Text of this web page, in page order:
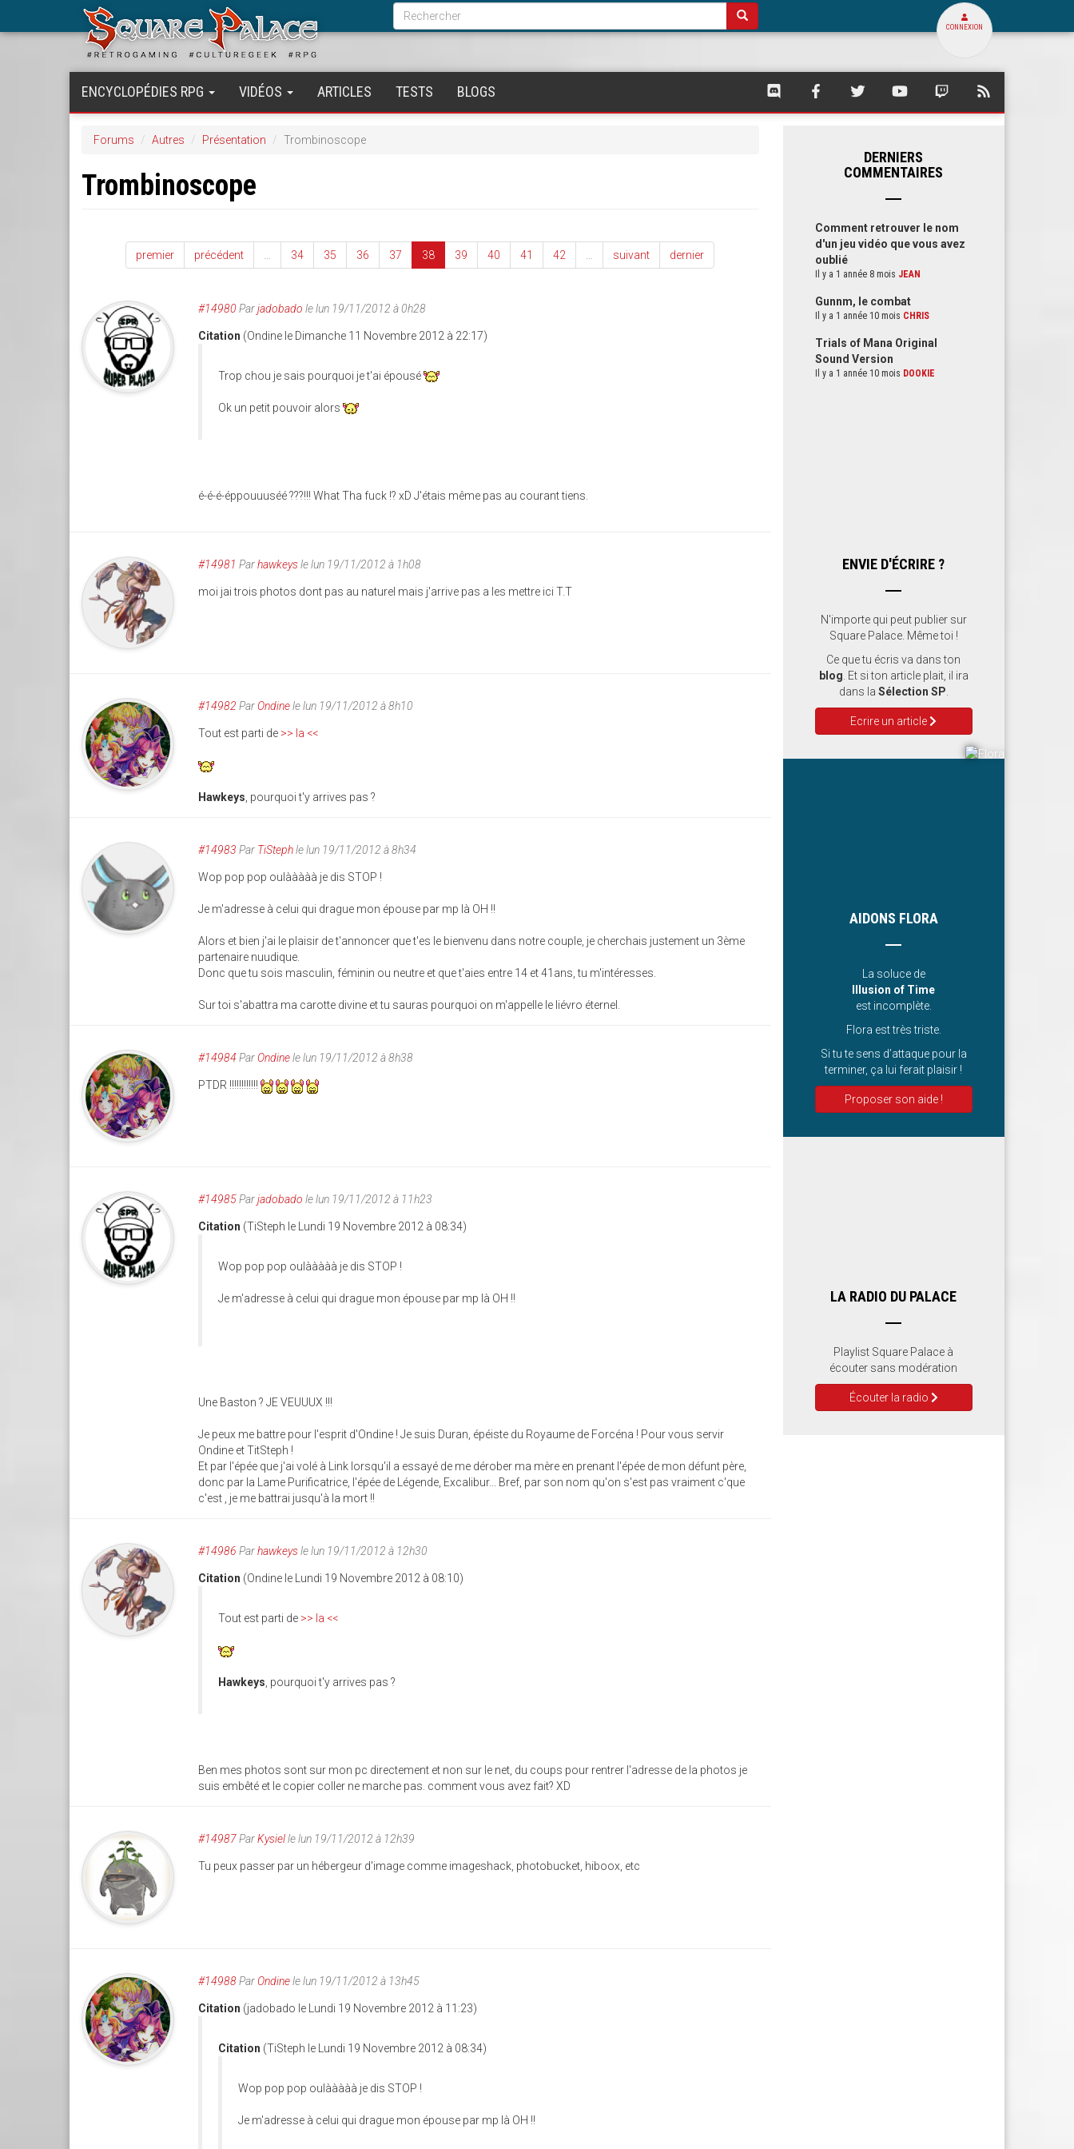
Formulaire
de
recherche
Rechercher
CONNEXION
ENCYCLOPÉDIES RPG VIDÉOS ARTICLES TESTS BLOGS
SQUARE
SQUARE SQUARE SQUARE SQUARE
Forums Autres Présentation Trombinoscope
Trombinoscope
premier précédent 34 35 36 37 38 39 40 41 42 suivant dernier
#14980 Parjadobado le lun 19/11/2012 à 0h28
Citation (Ondine le Dimanche 11 Novembre 2012 à 22:17)
Trop chou je sais pourquoi je t'ai épousé
Ok un petit pouvoir alors
é-é-é-éppouuuséé ???!!! What Tha fuck !? xD J'étais même pas au courant tiens.
#14981 Parhawkeysle lun 19/11/2012 à 1h08
moi jai trois photos dont pas au naturel mais j'arrive pas a les mettre ici T.T
#14982 ParOndinele lun 19/11/2012 à 8h10
Tout est parti de >> la <<
Hawkeys, pourquoi t'y arrives pas ?
#14983 Par TiStephle lun 19/11/2012 à 8h34
Wop pop pop oulààààà je dis STOP !
Je m'adresse à celui qui drague mon épouse par mp là OH !!
Alors et bien j'ai le plaisir de t'annoncer que t'es le bienvenu dans notre couple, je cherchais justement un 3ème
partenaire nuudique.
Donc que tu sois masculin, féminin ou neutre et que t'aies entre 14 et 41ans, tu m'intéresses.
Sur toi s'abattra ma carotte divine et tu sauras pourquoi on m'appelle le liévro éternel.
#14984 ParOndinele lun 19/11/2012 à 8h38
PTDR !!!!!!!!!!!!
#14985Parjadobado le lun 19/11/2012 à 11h23
Citation (TiSteph le Lundi 19 Novembre 2012 à 08:34)
Wop pop pop oulààààà je dis STOP !
Je m'adresse à celui qui drague mon épouse par mp là OH !!
Une Baston ? JE VEUUUX !!!
Je peux me battre pour l'esprit d'Ondine ! Je suis Duran, épéiste du Royaume de Forcéna ! Pour vous servir
Ondine et TitSteph !
Et par l'épée que j'ai volé à Link lorsqu'il a essayé de me dérober ma mère en prenant l'épée de mon défunt père,
donc par la Lame Purificatrice, l'épée de Légende, Excalibur... Bref, par son nom qu'on s'est pas vraiment c'que
c'est , je me battrai jusqu'à la mort !!
#14986 Parhawkeysle lun 19/11/2012 à 12h30
Citation (Ondine le Lundi 19 Novembre 2012 à 08:10)
Tout est parti de >> la <<
Hawkeys, pourquoi t'y arrives pas ?
Ben mes photos sont sur mon pc directement et non sur le net, du coups pour rentrer l'adresse de la photos je
suis embêté et le copier coller ne marche pas. comment vous avez fait? XD
#14987ParKysielle lun 19/11/2012 à 12h39
Tu peux passer par un hébergeur d'image comme imageshack, photobucket, hiboox, etc
#14988ParOndinele lun 19/11/2012 à 13h45
Citation (jadobado le Lundi 19 Novembre 2012 à 11:23)
Citation (TiSteph le Lundi 19 Novembre 2012 à 08:34)
Wop pop pop oulààààà je dis STOP !
Je m'adresse à celui qui drague mon épouse par mp là OH !!
DERNIERS
COMMENTAIRES
Comment retrouver le nom
d'un jeu vidéo que vous avez
oublié
Il y a 1 année 8 mois JEAN
Gunnm, le combat
Il y a 1 année 10 mois CHRIS
Trials of Mana Original
Sound Version
Il y a 1 année 10 mois DOOKIE
ENVIE D'ÉCRIRE ?
N'importe qui peut publier sur
Square Palace. Même toi !
Ce que tu écris va dans ton
blog . Et si ton article plait, il ira
dans la Sélection SP
Ecrire un article
AIDONS FLORA
La soluce de
Illusion of Time
est incomplète.
Flora est très triste.
Si tu te sens d’attaque pour la
terminer, ça lui ferait plaisir !
Proposer son aide !
LA RADIO DU PALACE
Playlist Square Palace à
écouter sans modération
Écouter la radio